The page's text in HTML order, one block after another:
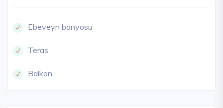
Ebeveyn banyosu
Teras
Balkon